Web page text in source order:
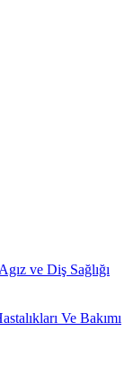
ve Diş Sağlığı
Ve Bakımı